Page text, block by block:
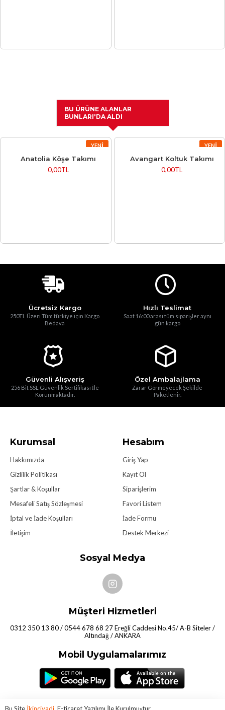
BU ÜRÜNE ALANLAR
BUNLARI'DA ALDI
YENI
Anatolia Köşe Takımı
0,00TL
YENI
Avangart Koltuk Takımı
0,00TL
Ücretsiz Kargo
250TL Üzeri Tüm türkiye için Kargo
Bedava
Hızlı Teslimat
Saat 16:00 arası tüm siparişler aynı
gün kargo
Güvenli Alışveriş
256 Bit SSL Güvenlik Sertifikası İle
Korunmaktadır.
Özel Ambalajlama
Zarar Görmeyecek Şekilde
Paketlenir.
Kurumsal
Hakkımızda
Gizlilik Politikası
Şartlar & Koşullar
Mesafeli Satış Sözleşmesi
İptal ve İade Koşulları
İletişim
Hesabım
Giriş Yap
Kayıt Ol
Siparişlerim
Favori Listem
İade Formu
Destek Merkezi
Sosyal Medya
Müşteri Hizmetleri
0312 350 13 80 / 0544 678 68 27 Ereğli Caddesi No.45/ A-B Siteler /
Altındağ / ANKARA
Mobil Uygulamalarımız